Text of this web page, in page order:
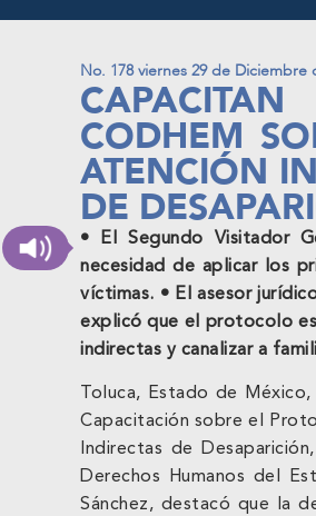
No. 178 viernes 29 de Diciembre
CODHEM
ATENCIÓN
DE
• El Segundo Visitador
necesidad de aplicar los
víctimas. • El asesor
explicó que el protocolo
indirectas y canalizar a
Toluca, Estado de
Capacitación sobre el
Indirectas de
Derechos Humanos del
Sánchez, destacó que la